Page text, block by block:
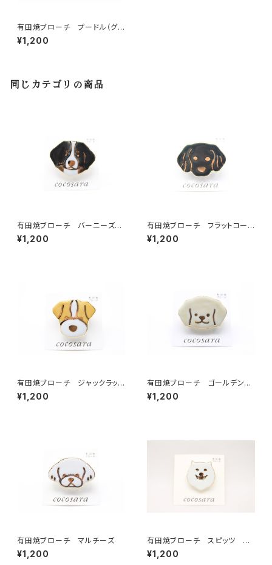
有田焼ブローチ プードル（グレ
ー×ゴールド）
¥1,200
同じカテゴリの商品
有田焼ブローチ バーニーズ・
マウンテン
¥1,200
有田焼ブローチ フラットコーテ
ッド・レトリーバー
¥1,200
有田焼ブローチ ジャックラッセ
ルテリア
¥1,200
有田焼ブローチ ゴールデンレ
トリバー
¥1,200
有田焼ブローチ マルチーズ
¥1,200
有田焼ブローチ スピッツ ホ
ワイト
¥1,200